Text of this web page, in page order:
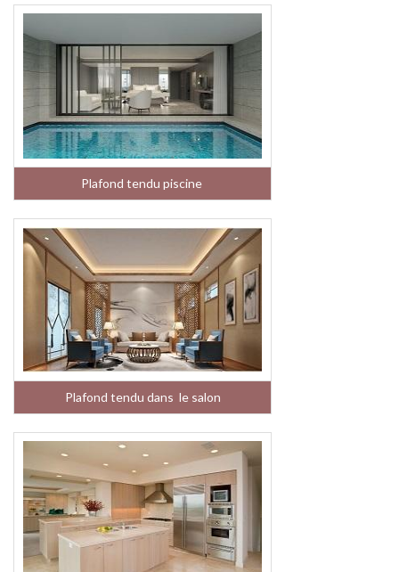
Plafond tendu piscine
Plafond tendu dans le salon